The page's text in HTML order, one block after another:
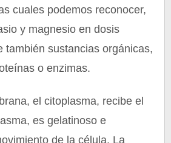
cuales podemos reconocer,
y magnesio en dosis
también sustancias orgánicas,
o enzimas.
el citoplasma, recibe el
es gelatinoso e
de la célula. La